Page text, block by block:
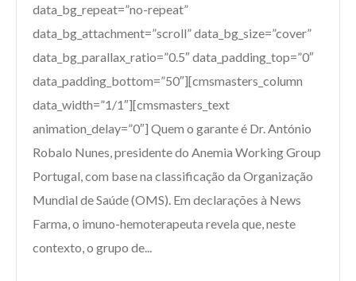
data_bg_repeat=”no-repeat”
data_bg_attachment=”scroll” data_bg_size=”cover”
data_bg_parallax_ratio=”0.5″ data_padding_top=”0″
data_padding_bottom=”50″][cmsmasters_column
data_width=”1/1″][cmsmasters_text
animation_delay=”0″] Quem o garante é Dr. António
Robalo Nunes, presidente do Anemia Working Group
Portugal, com base na classificação da Organização
Mundial de Saúde (OMS). Em declarações à News
Farma, o imuno-hemoterapeuta revela que, neste
contexto, o grupo de...